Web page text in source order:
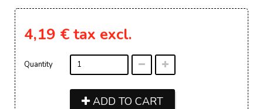
4,19 € tax excl.
Quantity
ADD TO CART